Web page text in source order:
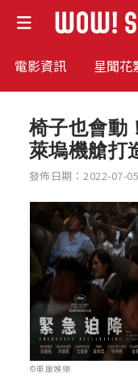
電影資訊 星聞花
椅子也會動
萊塢機艙打
發佈日期：2022-07-05
©車庫娛樂